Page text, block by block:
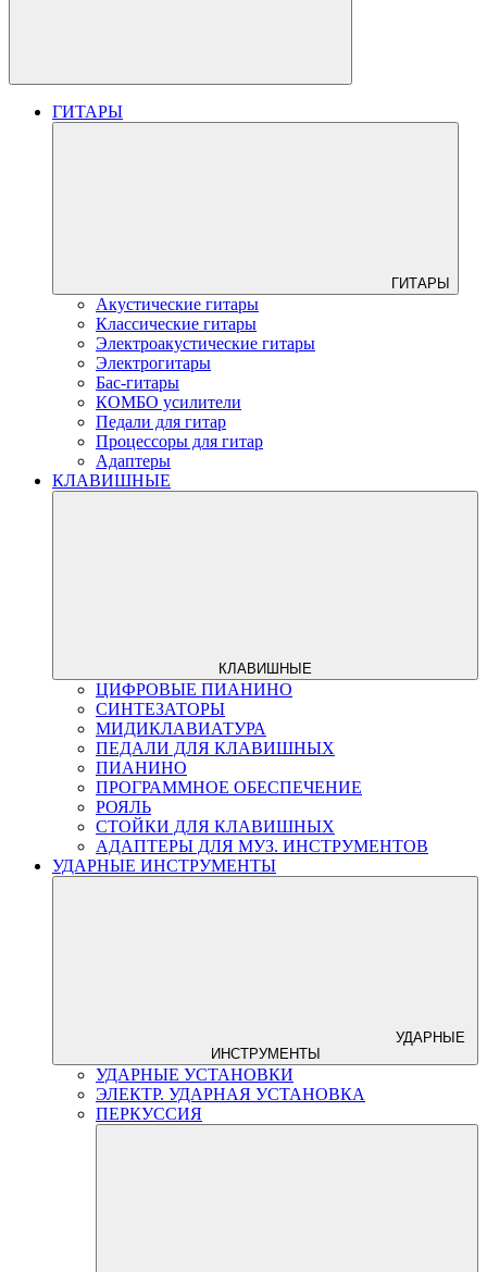
ГИТАРЫ
ГИТАРЫ
Акустические гитары
Классические гитары
Электроакустические гитары
Электрогитары
Бас-гитары
КОМБО усилители
Педали для гитар
Процессоры для гитар
Адаптеры
КЛАВИШНЫЕ
КЛАВИШНЫЕ
ЦИФРОВЫЕ ПИАНИНО
СИНТЕЗАТОРЫ
МИДИКЛАВИАТУРА
ПЕДАЛИ ДЛЯ КЛАВИШНЫХ
ПИАНИНО
ПРОГРАММНОЕ ОБЕСПЕЧЕНИЕ
РОЯЛЬ
СТОЙКИ ДЛЯ КЛАВИШНЫХ
АДАПТЕРЫ ДЛЯ МУЗ. ИНСТРУМЕНТОВ
УДАРНЫЕ ИНСТРУМЕНТЫ
УДАРНЫЕ
ИНСТРУМЕНТЫ
УДАРНЫЕ УСТАНОВКИ
ЭЛЕКТР. УДАРНАЯ УСТАНОВКА
ПЕРКУССИЯ